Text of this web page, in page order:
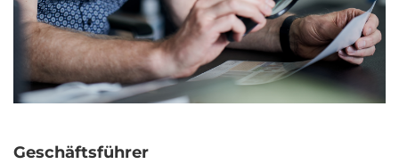
Geschäftsführer